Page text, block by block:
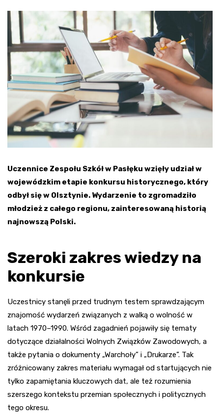
Uczennice Zespołu Szkół w Pasłęku wzięły udział w
wojewódzkim etapie konkursu historycznego, który
odbył się w Olsztynie. Wydarzenie to zgromadziło
młodzież z całego regionu, zainteresowaną historią
najnowszą Polski.
Szeroki zakres wiedzy na
konkursie
Uczestnicy stanęli przed trudnym testem sprawdzającym
znajomość wydarzeń związanych z walką o wolność w
latach 1970–1990. Wśród zagadnień pojawiły się tematy
dotyczące działalności Wolnych Związków Zawodowych, a
także pytania o dokumenty „Warchoły” i „Drukarze”. Tak
zróżnicowany zakres materiału wymagał od startujących nie
tylko zapamiętania kluczowych dat, ale też rozumienia
szerszego kontekstu przemian społecznych i politycznych
tego okresu.